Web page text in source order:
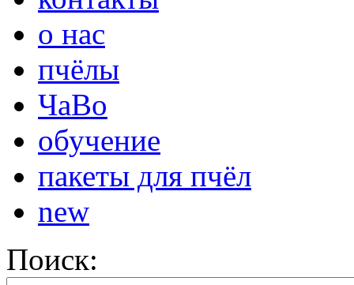
о нас
пчёлы
ЧаВо
обучение
пакеты для пчёл
new
Поиск: